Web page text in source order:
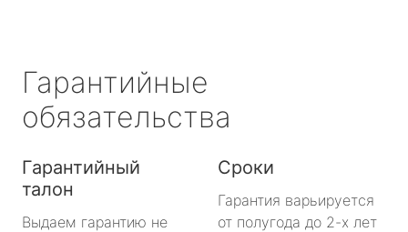
Гарантийные
обязательства
Гарантийный
талон
Выдаем гарантию не
Сроки
Гарантия варьируется
от полугода до 2-х лет